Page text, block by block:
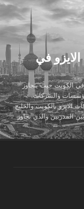
في
الكويت حيث يتجاوز
والشركات
الايزو بالكويت والخليج
المدربين والذي تجاوز